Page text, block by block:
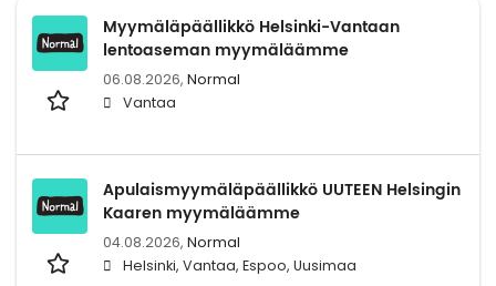
Myymäläpäällikkö Helsinki-Vantaan
lentoaseman myymäläämme
06.08.2026, Normal
Vantaa
Apulaismyymäläpäällikkö UUTEEN Helsingin
Kaaren myymäläämme
04.08.2026, Normal
Helsinki, Vantaa, Espoo, Uusimaa